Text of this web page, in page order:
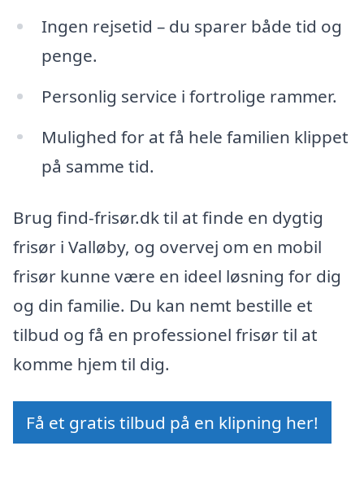
Ingen rejsetid – du sparer både tid og
penge.
Personlig service i fortrolige rammer.
Mulighed for at få hele familien klippet
på samme tid.
Brug find-frisør.dk til at finde en dygtig
frisør i Valløby, og overvej om en mobil
frisør kunne være en ideel løsning for dig
og din familie. Du kan nemt bestille et
tilbud og få en professionel frisør til at
komme hjem til dig.
Få et gratis tilbud på en klipning her!